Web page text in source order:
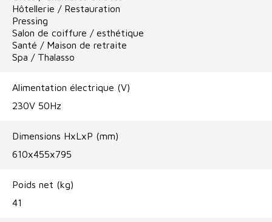
Hôtellerie / Restauration
Pressing
Salon de coiffure / esthétique
Santé / Maison de retraite
Spa / Thalasso
Alimentation électrique (V)
230V 50Hz
Dimensions HxLxP (mm)
610x455x795
Poids net (kg)
41